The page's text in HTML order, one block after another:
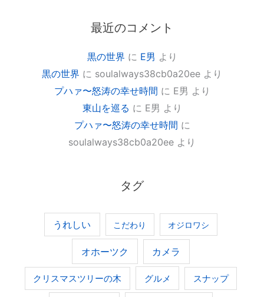
最近のコメント
黒の世界 に E男 より
黒の世界 に soulalways38cb0a20ee より
プハァ〜怒涛の幸せ時間 に E男 より
東山を巡る に E男 より
プハァ〜怒涛の幸せ時間 に
soulalways38cb0a20ee より
タグ
うれしい こだわり オジロワシ
オホーツク カメラ
クリスマスツリーの木 グルメ スナップ